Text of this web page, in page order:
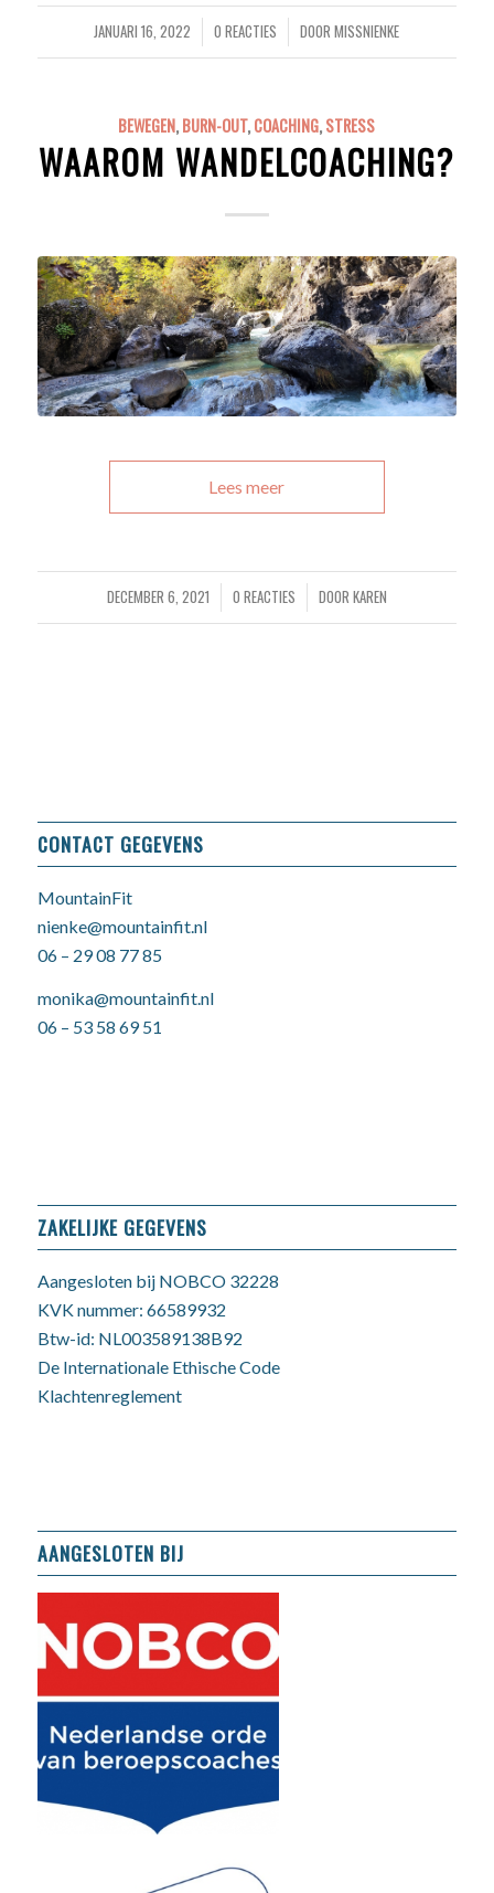
JANUARI 16, 2022
/ 0 REACTIES
/ DOORMISSNIENKE
BEWEGEN,BURN-OUT,COACHING,STRESS
WAAROM WANDELCOACHING?
Lees meer
DECEMBER 6, 2021
/ 0 REACTIES
/ DOOR KAREN
CONTACT GEGEVENS
MountainFit
nienke@mountainfit.nl
06 – 29 08 77 85
monika@mountainfit.nl
06 – 53 58 69 51
ZAKELIJKE GEGEVENS
Aangesloten bij NOBCO 32228
KVK nummer: 66589932
Btw-id: NL003589138B92
De Internationale Ethische Code
Klachtenreglement
AANGESLOTEN BIJ